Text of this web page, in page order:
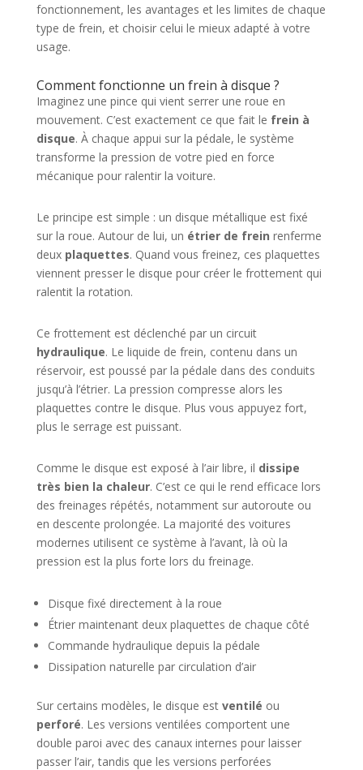
fonctionnement, les avantages et les limites de chaque
type de frein, et choisir celui le mieux adapté à votre
usage.
Comment fonctionne un frein à disque ?
Imaginez une pince qui vient serrer une roue en
mouvement. C’est exactement ce que fait le frein à
disque. À chaque appui sur la pédale, le système
transforme la pression de votre pied en force
mécanique pour ralentir la voiture.
Le principe est simple : un disque métallique est fixé
sur la roue. Autour de lui, un étrier de frein renferme
deux plaquettes. Quand vous freinez, ces plaquettes
viennent presser le disque pour créer le frottement qui
ralentit la rotation.
Ce frottement est déclenché par un circuit
hydraulique. Le liquide de frein, contenu dans un
réservoir, est poussé par la pédale dans des conduits
jusqu’à l’étrier. La pression compresse alors les
plaquettes contre le disque. Plus vous appuyez fort,
plus le serrage est puissant.
Comme le disque est exposé à l’air libre, il dissipe
très bien la chaleur. C’est ce qui le rend efficace lors
des freinages répétés, notamment sur autoroute ou
en descente prolongée. La majorité des voitures
modernes utilisent ce système à l’avant, là où la
pression est la plus forte lors du freinage.
Disque fixé directement à la roue
Étrier maintenant deux plaquettes de chaque côté
Commande hydraulique depuis la pédale
Dissipation naturelle par circulation d’air
Sur certains modèles, le disque est ventilé ou
perforé. Les versions ventilées comportent une
double paroi avec des canaux internes pour laisser
passer l’air, tandis que les versions perforées